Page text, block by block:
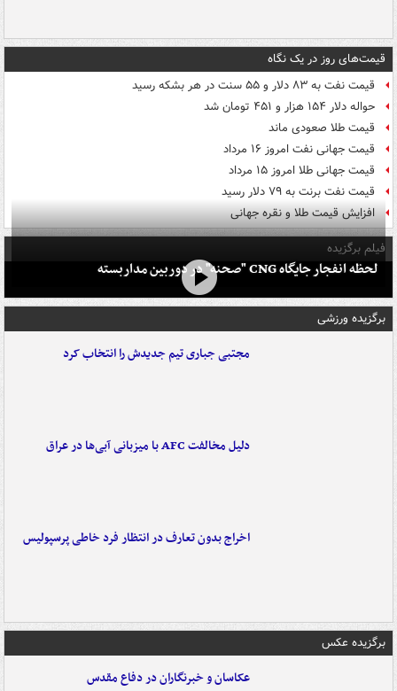
قیمت‌های روز در یک نگاه
قیمت نفت به ۸۳ دلار و ۵۵ سنت در هر بشکه رسید
حواله دلار ۱۵۴ هزار و ۴۵۱ تومان شد
قیمت طلا صعودی ماند
قیمت جهانی نفت امروز ۱۶ مرداد
قیمت جهانی طلا امروز ۱۵ مرداد
قیمت نفت برنت به ۷۹ دلار رسید
افزایش قیمت طلا و نقره جهانی
فیلم برگزیده
لحظه انفجار جایگاه CNG "صحنه" در دوربین مداربسته
برگزیده ورزشی
مجتبی جباری تیم جدیدش را انتخاب کرد
دلیل مخالفت AFC با میزبانی آبی‌ها در عراق
اخراج بدون تعارف در انتظار فرد خاطی پرسپولیس
برگزیده عکس
عکاسان و خبرنگاران در دفاع مقدس